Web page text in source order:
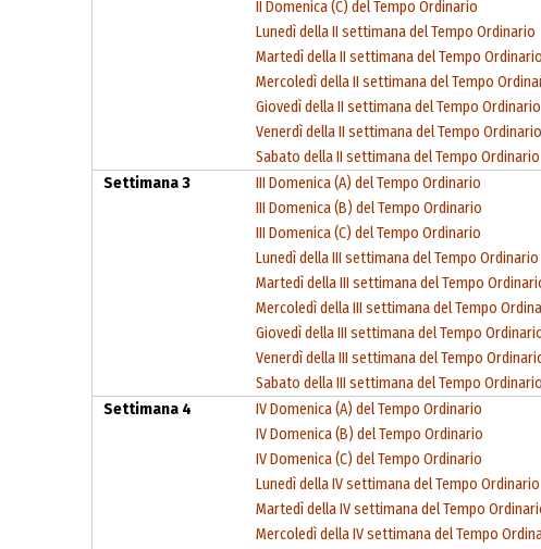
II Domenica (C) del Tempo Ordinario
Lunedì della II settimana del Tempo Ordinario
Martedì della II settimana del Tempo Ordinario
Mercoledì della II settimana del Tempo
Giovedì della II settimana del Tempo Ordinario
Venerdì della II settimana del Tempo Ordinario
Sabato della II settimana del Tempo Ordinario
Settimana 3
III Domenica (A) del Tempo Ordinario
III Domenica (B) del Tempo Ordinario
III Domenica (C) del Tempo Ordinario
Lunedì della III settimana del Tempo Ordinario
Martedì della III settimana del Tempo
Mercoledì della III settimana del Tempo
Giovedì della III settimana del Tempo
Venerdì della III settimana del Tempo
Sabato della III settimana del Tempo Ordinario
Settimana 4
IV Domenica (A) del Tempo Ordinario
IV Domenica (B) del Tempo Ordinario
IV Domenica (C) del Tempo Ordinario
Lunedì della IV settimana del Tempo Ordinario
Martedì della IV settimana del Tempo
Mercoledì della IV settimana del Tempo